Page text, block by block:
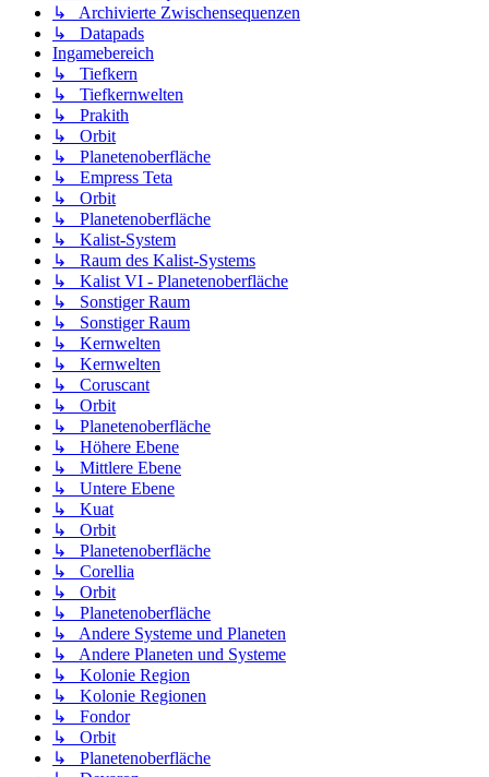
↳ Archivierte Zwischensequenzen
↳ Datapads
Ingamebereich
↳ Tiefkern
↳ Tiefkernwelten
↳ Prakith
↳ Orbit
↳ Planetenoberfläche
↳ Empress Teta
↳ Orbit
↳ Planetenoberfläche
↳ Kalist-System
↳ Raum des Kalist-Systems
↳ Kalist VI - Planetenoberfläche
↳ Sonstiger Raum
↳ Sonstiger Raum
↳ Kernwelten
↳ Kernwelten
↳ Coruscant
↳ Orbit
↳ Planetenoberfläche
↳ Höhere Ebene
↳ Mittlere Ebene
↳ Untere Ebene
↳ Kuat
↳ Orbit
↳ Planetenoberfläche
↳ Corellia
↳ Orbit
↳ Planetenoberfläche
↳ Andere Systeme und Planeten
↳ Andere Planeten und Systeme
↳ Kolonie Region
↳ Kolonie Regionen
↳ Fondor
↳ Orbit
↳ Planetenoberfläche